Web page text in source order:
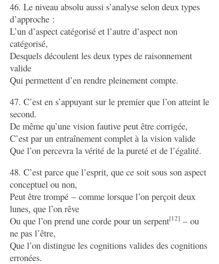
46. Le niveau absolu aussi s’analyse selon deux types
d’approche :
L’un d’aspect catégorisé et l’autre d’aspect non
catégorisé,
Desquels découlent les deux types de raisonnement
valide
Qui permettent d’en rendre pleinement compte.
47. C’est en s’appuyant sur le premier que l’on atteint le
second.
De même qu’une vision fautive peut être corrigée,
C’est par un entraînement complet à la vision valide
Que l’on percevra la vérité de la pureté et de l’égalité.
48. C’est parce que l’esprit, que ce soit sous son aspect
conceptuel ou non,
Peut être trompé – comme lorsque l’on perçoit deux
lunes, que l’on rêve
Ou que l’on prend une corde pour un serpent[12] – ou
ne pas l’être,
Que l’on distingue les cognitions valides des cognitions
erronées.